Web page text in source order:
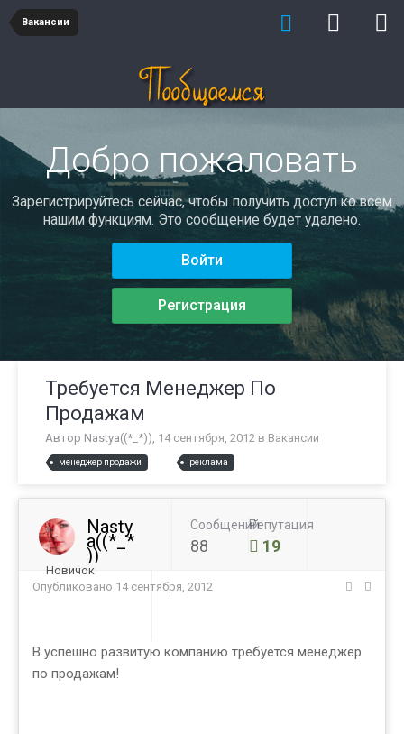
Вакансии
Добро пожаловать
Зарегистрируйтесь сейчас, чтобы получить доступ ко всем
нашим функциям. Это сообщение будет удалено.
Войти
Регистрация
Требуется Менеджер По
Продажам
Автор Nastya((*_*)), 14 сентября, 2012 в Вакансии
менеджер продажи реклама
Nasty
a((*_*
))
Новичок
Сообщений
88
Репутация
19
Опубликовано 14 сентября, 2012
В успешно развитую компанию требуется менеджер
по продажам!